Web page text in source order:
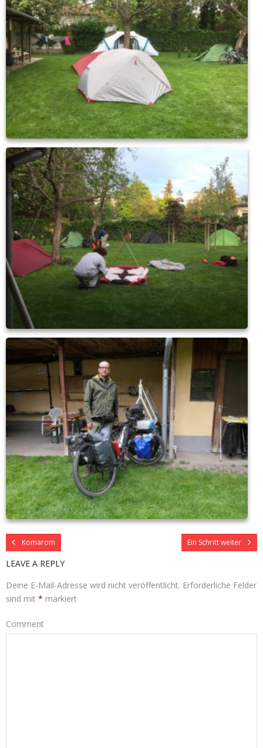
Komarom Ein Schritt weiter
LEAVE A REPLY
Deine E-Mail-Adresse wird nicht veröffentlicht. Erforderliche Felder
sind mit * markiert
Comment